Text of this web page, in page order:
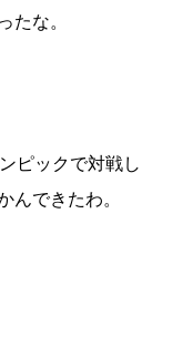
たな。
ピックで対戦し
んできたわ。